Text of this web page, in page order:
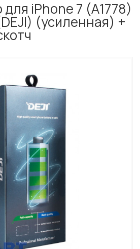
iPhone 7 (A1778)
(усиленная) +